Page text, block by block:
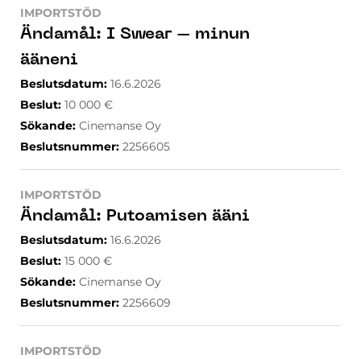
IMPORTSTÖD
Ändamål: I Swear – minun
ääneni
Beslutsdatum: 16.6.2026
Beslut: 10 000 €
Sökande: Cinemanse Oy
Beslutsnummer: 2256605
IMPORTSTÖD
Ändamål: Putoamisen ääni
Beslutsdatum: 16.6.2026
Beslut: 15 000 €
Sökande: Cinemanse Oy
Beslutsnummer: 2256609
IMPORTSTÖD